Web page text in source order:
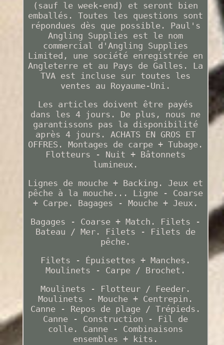
(sauf le week-end) et seront bien
emballés. Toutes les questions sont
répondues dès que possible. Paul's
Angling Supplies est le nom
commercial d'Angling Supplies
Limited, une société enregistrée en
Angleterre et au Pays de Galles. La
TVA est incluse sur toutes les
ventes au Royaume-Uni.
Les articles doivent être payés
dans les 4 jours. De plus, nous ne
garantissons pas la disponibilité
après 4 jours. ACHATS EN GROS ET
OFFRES. Montages de carpe + Tubage.
Flotteurs - Nuit + Bâtonnets
lumineux.
Lignes de mouche + Backing. Jeux et
pêche à la mouche... Ligne - Coarse
+ Carpe. Bagages - Mouche + Jeux.
Bagages - Coarse + Match. Filets -
Bateau / Mer. Filets - Filets de
pêche.
Filets - Épuisettes + Manches.
Moulinets - Carpe / Brochet.
Moulinets - Flotteur / Feeder.
Moulinets - Mouche + Centrepin.
Canne - Repos de plage / Trépieds.
Canne - Construction - Fil de
colle. Canne - Combinaisons
ensembles + kits.